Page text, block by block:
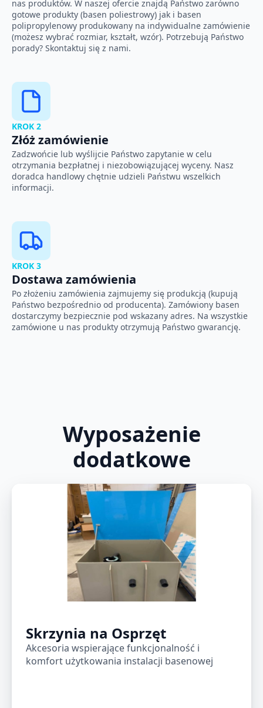
nas produktów. W naszej ofercie znajdą Państwo zarówno
gotowe produkty (basen poliestrowy) jak i basen
polipropylenowy produkowany na indywidualne zamówienie
(możesz wybrać rozmiar, kształt, wzór). Potrzebują Państwo
porady? Skontaktuj się z nami.
KROK 2
Złóż zamówienie
Zadzwońcie lub wyślijcie Państwo zapytanie w celu
otrzymania bezpłatnej i niezobowiązującej wyceny. Nasz
doradca handlowy chętnie udzieli Państwu wszelkich
informacji.
KROK 3
Dostawa zamówienia
Po złożeniu zamówienia zajmujemy się produkcją (kupują
Państwo bezpośrednio od producenta). Zamówiony basen
dostarczymy bezpiecznie pod wskazany adres. Na wszystkie
zamówione u nas produkty otrzymują Państwo gwarancję.
Wyposażenie
dodatkowe
Skrzynia na Osprzęt
Akcesoria wspierające funkcjonalność i
komfort użytkowania instalacji basenowej